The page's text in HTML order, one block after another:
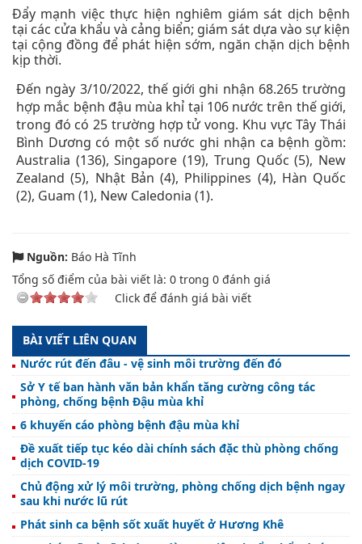
Đẩy mạnh việc thực hiện nghiêm giám sát dịch bệnh
tại các cửa khẩu và cảng biển; giám sát dựa vào sự kiện
tại cộng đồng để phát hiện sớm, ngăn chặn dịch bệnh
kịp thời.
Đến ngày 3/10/2022, thế giới ghi nhận 68.265 trường
hợp mắc bệnh đậu mùa khỉ tại 106 nước trên thế giới,
trong đó có 25 trường hợp tử vong. Khu vực Tây Thái
Bình Dương có một số nước ghi nhận ca bệnh gồm:
Australia (136), Singapore (19), Trung Quốc (5), New
Zealand (5), Nhật Bản (4), Philippines (4), Hàn Quốc
(2), Guam (1), New Caledonia (1).
Nguồn: Báo Hà Tĩnh
Tổng số điểm của bài viết là: 0 trong 0 đánh giá
Click để đánh giá bài viết
BÀI VIẾT LIÊN QUAN
Nước rút đến đâu - vệ sinh môi trường đến đó
Sở Y tế ban hành văn bản khẩn tăng cường công tác
phòng, chống bệnh Đậu mùa khỉ
6 khuyến cáo phòng bệnh đậu mùa khỉ
Đề xuất tiếp tục kéo dài chính sách đặc thù phòng chống
dịch COVID-19
Chủ động xử lý môi trường, phòng chống dịch bệnh ngay
sau khi nước lũ rút
Phát sinh ca bệnh sốt xuất huyết ở Hương Khê